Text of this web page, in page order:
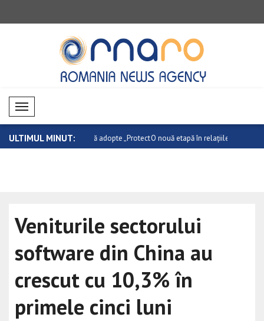
Mobil Menü
ULTIMUL MINUT:
să adopte „Protect O nouă etapă în relațiile dintre Canada ..
Veniturile sectorului
software din China au
crescut cu 10,3% în
primele cinci luni